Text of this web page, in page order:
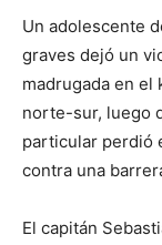
Un adolescente
graves dejó un
madrugada en el
norte-sur, luego
particular perdió
contra una
El capitán